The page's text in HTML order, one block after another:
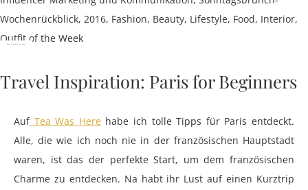
Foto: Creme da la Crumb
Travel Inspiration: Paris for Beginners
AufTea Was Herehabe ich tolle Tipps für Paris entdeckt.
Alle, die wie ich noch nie in der französischen Hauptstadt
waren, ist das der perfekte Start, um dem französischen
Charme zu entdecken. Na habt ihr Lust auf einen Kurztrip